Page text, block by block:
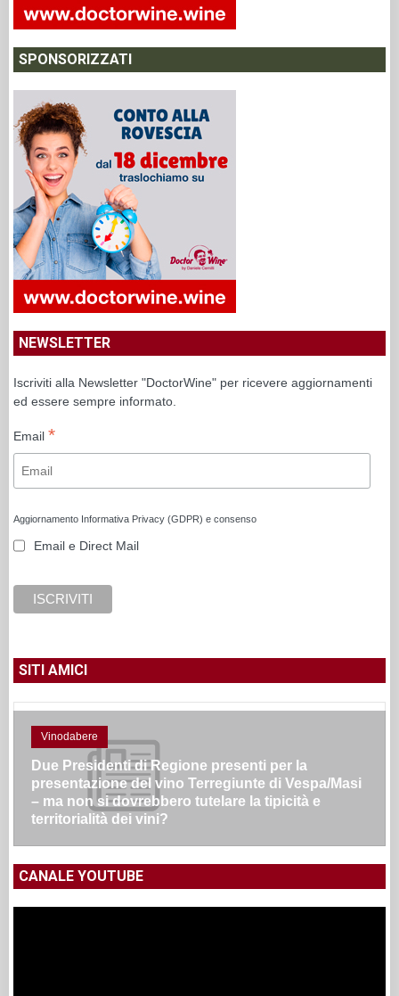
SPONSORIZZATI
NEWSLETTER
Iscriviti alla Newsletter "DoctorWine" per ricevere aggiornamenti
ed essere sempre informato.
Email *
Aggiornamento Informativa Privacy (GDPR) e consenso
Email e Direct Mail
SITI AMICI
Vinodabere
Due Presidenti di Regione presenti per la
presentazione del vino Terregiunte di Vespa/Masi
– ma non si dovrebbero tutelare la tipicità e
territorialità dei vini?
CANALE YOUTUBE